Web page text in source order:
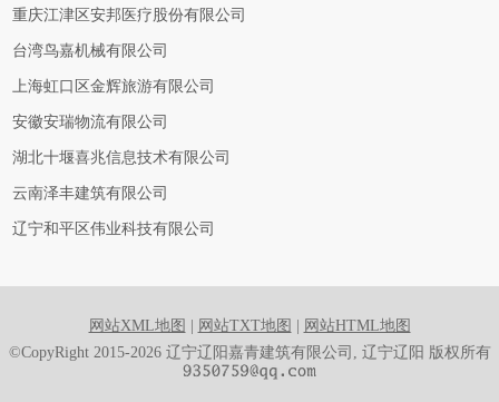
重庆江津区安邦医疗股份有限公司
台湾鸟嘉机械有限公司
上海虹口区金辉旅游有限公司
安徽安瑞物流有限公司
湖北十堰喜兆信息技术有限公司
云南泽丰建筑有限公司
辽宁和平区伟业科技有限公司
网站XML地图 网站TXT地图
网站HTML地图
©CopyRight 2015-2026 辽宁辽阳嘉青建筑有限公司, 辽宁辽阳 版权所有